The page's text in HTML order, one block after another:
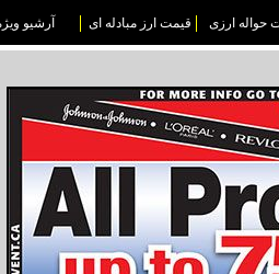
حواله ارزی قیمت ارز مبادله ای آرشیو